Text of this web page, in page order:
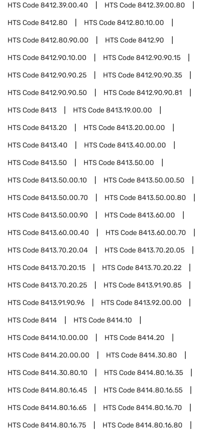
HTS Code8412.39.00.40 HTS Code8412.39.00.80
HTS Code8412.80 HTS Code8412.80.10.00
HTS Code8412.80.90.00 HTS Code8412.90
HTS Code8412.90.10.00 HTS Code8412.90.90.15
HTS Code8412.90.90.25 HTS Code8412.90.90.35
HTS Code8412.90.90.50 HTS Code8412.90.90.81
HTS Code8413 HTS Code8413.19.00.00
HTS Code8413.20 HTS Code8413.20.00.00
HTS Code8413.40 HTS Code8413.40.00.00
HTS Code8413.50 HTS Code8413.50.00
HTS Code8413.50.00.10 HTS Code8413.50.00.50
HTS Code8413.50.00.70 HTS Code8413.50.00.80
HTS Code8413.50.00.90 HTS Code8413.60.00
HTS Code8413.60.00.40 HTS Code8413.60.00.70
HTS Code8413.70.20.04 HTS Code8413.70.20.05
HTS Code8413.70.20.15 HTS Code8413.70.20.22
HTS Code8413.70.20.25 HTS Code8413.91.90.85
HTS Code8413.91.90.96 HTS Code8413.92.00.00
HTS Code8414 HTS Code8414.10
HTS Code8414.10.00.00 HTS Code8414.20
HTS Code8414.20.00.00 HTS Code8414.30.80
HTS Code8414.30.80.10 HTS Code8414.80.16.35
HTS Code8414.80.16.45 HTS Code8414.80.16.55
HTS Code8414.80.16.65 HTS Code8414.80.16.70
HTS Code8414.80.16.75 HTS Code8414.80.16.80